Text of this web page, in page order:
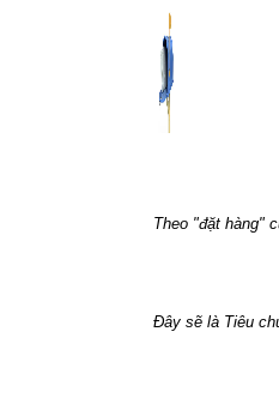
Theo "đặt hàng"
Đây sẽ là Tiêu